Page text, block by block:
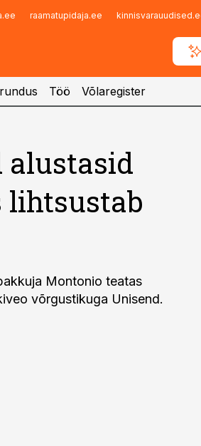
raamatupidaja.ee
Töö Võlaregister
alustasid
lihtsustab
Montonio teatas
võrgustikuga Unisend.